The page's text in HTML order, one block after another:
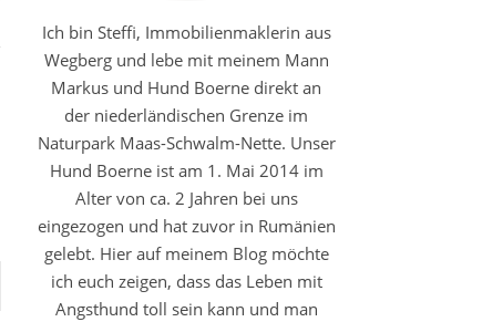
Ich bin Steffi, Immobilienmaklerin aus
Wegberg und lebe mit meinem Mann
Markus und Hund Boerne direkt an
der niederländischen Grenze im
Naturpark Maas-Schwalm-Nette. Unser
Hund Boerne ist am 1. Mai 2014 im
Alter von ca. 2 Jahren bei uns
eingezogen und hat zuvor in Rumänien
gelebt. Hier auf meinem Blog möchte
ich euch zeigen, dass das Leben mit
Angsthund toll sein kann und man